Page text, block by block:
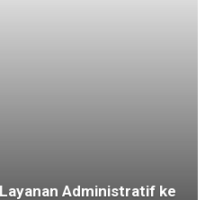
Administratif ke